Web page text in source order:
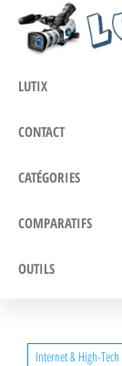
Passer
LUTIX
CONTACT
CATÉGORIES
COMPARATIFS
OUTILS
Internet & High-Tech